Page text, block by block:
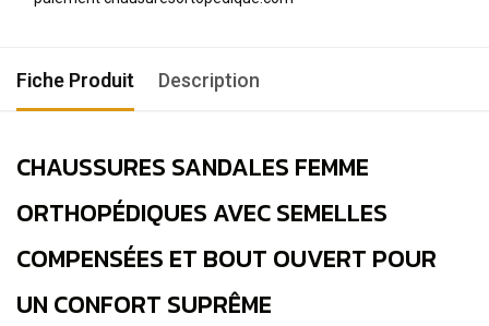
Fiche Produit Description
CHAUSSURES SANDALES FEMME
ORTHOPÉDIQUES AVEC SEMELLES
COMPENSÉES ET BOUT OUVERT POUR
UN CONFORT SUPRÊME